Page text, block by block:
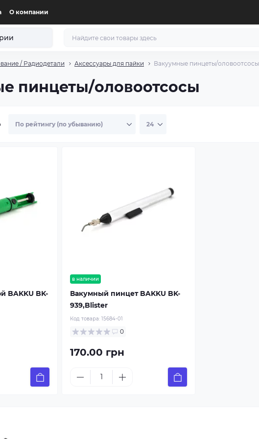
О компании
/ Радиодетали Аксессуары для пайки Вакуумные пинцеты/оловоотсосы
пинцеты/оловоотсосы
BAKKU BK-
в наличии
Вакумный пинцет BAKKU BK-
939,Blister
Код товара: 15684-01
0
170.00 грн